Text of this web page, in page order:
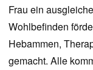
Frau ein
Wohlbefinden
Hebammen,
gemacht. Alle